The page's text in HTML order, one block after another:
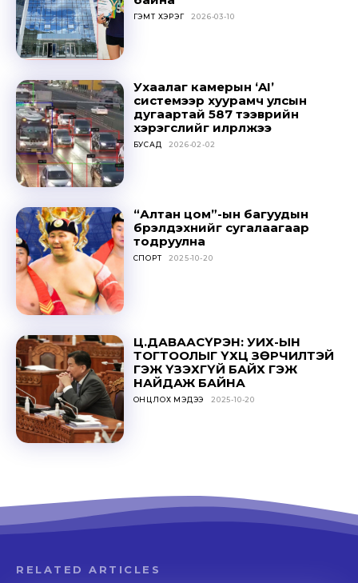
Don't miss
out!
SUBSCRIBE
ГЭМТ ХЭРЭГ 2026-03-10
Ухаалаг камерын ‘AI’
системээр хуурамч улсын
дугаартай 587 тээврийн
хэрэгслийг илрүүлжээ
БУСАД 2026-02-02
“Алтан цом”-ын багуудын
бүрэлдэхүүнийг сугалаагаар
тодруулна
СПОРТ 2025-10-20
Ц.ДАВААСҮРЭН: УИХ-ЫН
ТОГТООЛЫГ ҮХЦ ЗӨРЧИЛТЭЙ
ГЭЖ ҮЗЭХГҮЙ БАЙХ ГЭЖ
НАЙДАЖ БАЙНА
ОНЦЛОХ МЭДЭЭ 2025-10-20
RELATED ARTICLES